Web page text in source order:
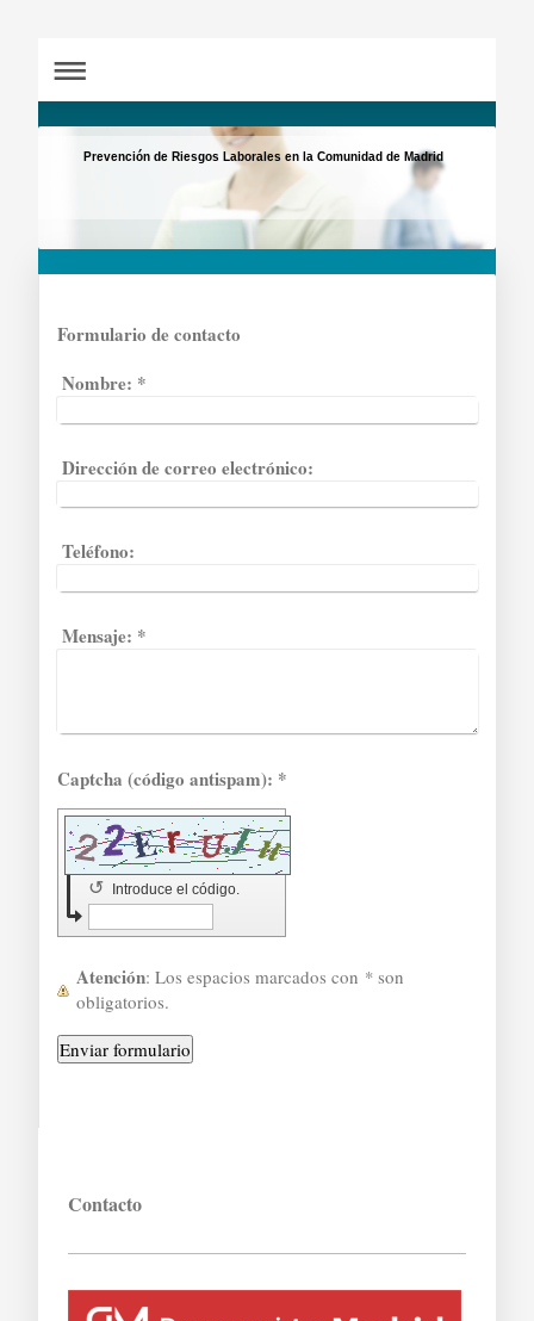
Prevención de Riesgos Laborales en la Comunidad de Madrid
Formulario de contacto
Nombre: *
Dirección de correo electrónico:
Teléfono:
Mensaje: *
Captcha (código antispam): *
Introduce el código.
↺
Atención : Los espacios marcados con * son
obligatorios.
Contacto